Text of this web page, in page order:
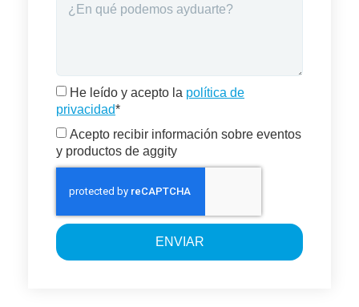
He leído y acepto la política de
privacidad*
Acepto recibir información sobre eventos
y productos de aggity
ENVIAR